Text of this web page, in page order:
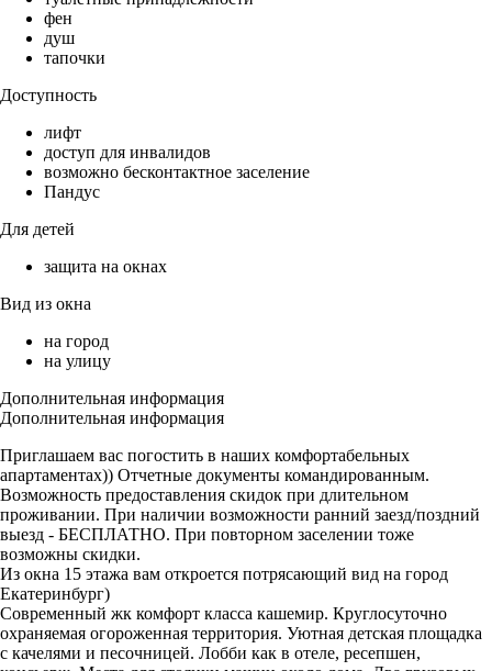
фен
душ
тапочки
Доступность
лифт
доступ для инвалидов
возможно бесконтактное заселение
Пандус
Для детей
защита на окнах
Вид из окна
на город
на улицу
Дополнительная информация
Дополнительная информация
Приглашаем вас погостить в наших комфортабельных
апартаментах)) Отчетные документы командированным.
Возможность предоставления скидок при длительном
проживании. При наличии возможности ранний заезд/поздний
выезд - БЕСПЛАТНО. При повторном заселении тоже
возможны скидки.
Из окна 15 этажа вам откроется потрясающий вид на город
Екатеринбург)
Современный жк комфорт класса кашемир. Круглосуточно
охраняемая огороженная территория. Уютная детская площадка
с качелями и песочницей. Лобби как в отеле, ресепшен,